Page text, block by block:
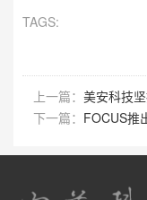
TAGS:
上一篇： 美安科技
下一篇： FOCUS推